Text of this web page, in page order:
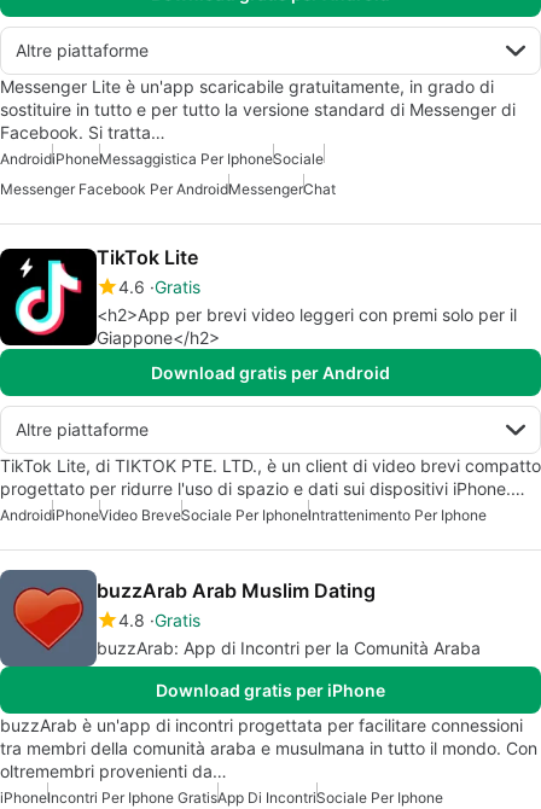
Altre piattaforme
Messenger Lite è un'app scaricabile gratuitamente, in grado di
sostituire in tutto e per tutto la versione standard di Messenger di
Facebook. Si tratta…
AndroidiPhoneMessaggistica Per IphoneSociale
Messenger Facebook Per AndroidMessengerChat
TikTok Lite
4.6 Gratis
<h2>App per brevi video leggeri con premi solo per il
Giappone</h2>
Download gratis per Android
Altre piattaforme
TikTok Lite, di TIKTOK PTE. LTD., è un client di video brevi compatto
progettato per ridurre l'uso di spazio e dati sui dispositivi iPhone.…
AndroidiPhoneVideo BreveSociale Per IphoneIntrattenimento Per Iphone
buzzArab Arab Muslim Dating
4.8 Gratis
buzzArab: App di Incontri per la Comunità Araba
Download gratis per iPhone
buzzArab è un'app di incontri progettata per facilitare connessioni
tra membri della comunità araba e musulmana in tutto il mondo. Con
oltremembri provenienti da…
iPhoneIncontri Per Iphone GratisApp Di IncontriSociale Per Iphone